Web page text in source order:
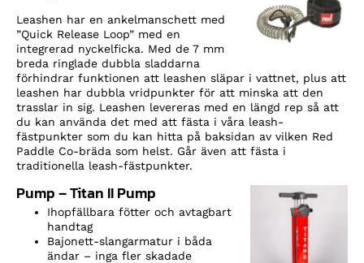
Leashen har en ankelmanschett med
”Quick Release Loop” med en
integrerad nyckelficka. Med de 7 mm
breda ringlade dubbla sladdarna
förhindrar funktionen att leashen släpar i vattnet, plus att
leashen har dubbla vridpunkter för att minska att den
trasslar in sig. Leashen levereras med en längd rep så att
du kan använda det med att fästa i våra leash-
fästpunkter som du kan hitta på baksidan av vilken Red
Paddle Co-bräda som helst. Går även att fästa i
traditionella leash-fästpunkter.
Pump – Titan II Pump
Ihopfällbara fötter och avtagbart
handtag
Bajonett-slangarmatur i båda
ändar – inga fler skadade